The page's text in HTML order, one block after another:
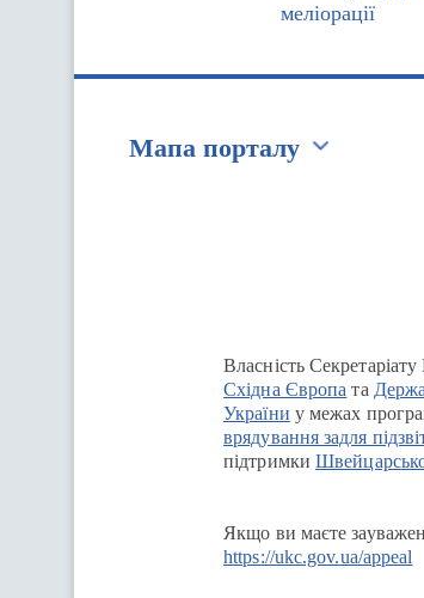
меліорації
Мапа порталу
Власність
Східна Європа та
України у межах
врядування задля
підтримки
Якщо ви маєте
https://ukc.gov.ua/appeal